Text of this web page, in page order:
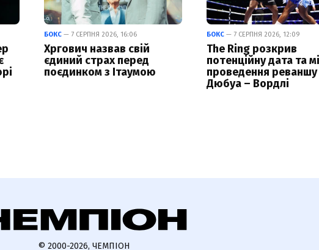
БОКС— 7 СЕРПНЯ 2026, 16:06
Хргович назвав свій
єдиний страх перед
поєдинком з Ітаумою
БОКС — 7 СЕРПНЯ 2026, 12:09
The Ring розкрив
потенційну дата та
проведення реваншу
Дюбуа – Вордлі
© 2000-2026, ЧЕМПІОН